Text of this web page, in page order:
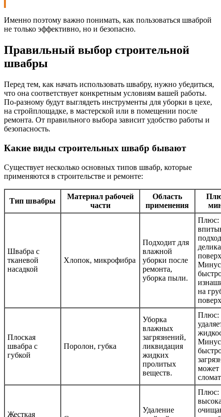
Именно поэтому важно понимать, как пользоваться шваброй
не только эффективно, но и безопасно.
Правильный выбор строительной
швабры
Перед тем, как начать использовать швабру, нужно убедиться,
что она соответствует конкретным условиям вашей работы.
По-разному будут выглядеть инструменты для уборки в цехе,
на стройплощадке, в мастерской или в помещении после
ремонта. От правильного выбора зависит удобство работы и
безопасность.
Какие виды строительных швабр бывают
Существует несколько основных типов швабр, которые
применяются в строительстве и ремонте:
Тип швабры
Материал рабочей
части
Область
применения
Швабра с
тканевой
насадкой
Хлопок, микрофибра
Подходит для
влажной
уборки после
ремонта,
уборка пыли.
Плюс:
на
Плоская
швабра с
губкой
Поролон, губка
Уборка
влажных
загрязнений,
ликвидация
жидких
пролитых
веществ.
Плюс:
может
Жесткая
Удаление
Плюс: